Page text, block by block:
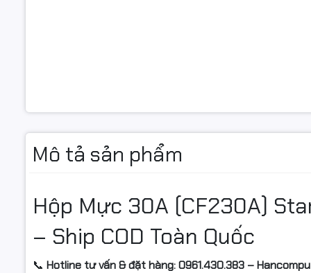
Mô tả sản phẩm
Hộp Mực 30A (CF230A)
– Ship COD Toàn Quốc
📞 Hotline tư vấn & đặt hàng: 0961.430.383 –